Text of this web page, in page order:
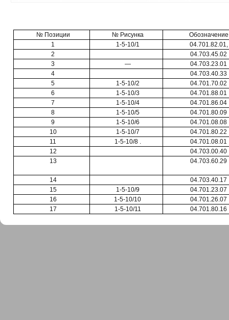
№ Позиции № Рисунка
Обозначение
1
1-5-10/1
04.701.82.01,
2
04.703.45.02
3
—
04.703.23.01
4
04.703.40.33
5
1-5-10/2
04.701.70.02
6
1-5-10/3
04.701.88.01
7
1-5-10/4
04.701.86.04
8
1-5-10/5
04.701.80.09
9
1-5-10/6
04.701.08.08
10
1-5-10/7
04.701.80.22
11
1-5-10/8 .
04.701.08.01
12
04.703.00.40
13
04.703.60.29
14
04.703.40.17
15
1-5-10/9
04.701.23.07
16
1-5-10/10
04.701.26.07
17
1-5-10/11 04.701.80.16